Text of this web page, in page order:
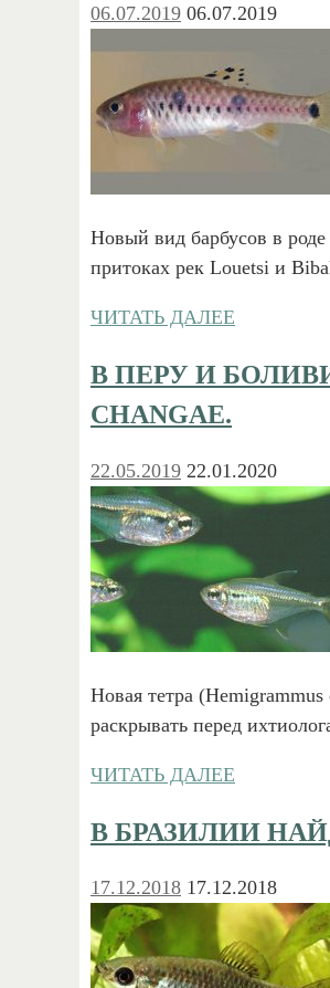
06.07.2019 06.07.2019
Новый вид барбусов в
притоках рек Louetsi и
ЧИТАТЬ ДАЛЕЕ
В ПЕРУ И
CHANGAE.
22.05.2019 22.01.2020
Новая тетра
раскрывать перед
ЧИТАТЬ ДАЛЕЕ
В БРАЗИЛИИ
17.12.2018 17.12.2018